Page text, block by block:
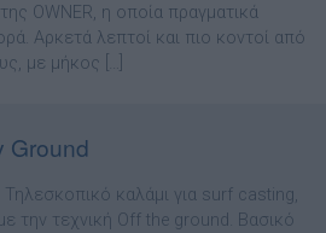
OWNER, η οποία πραγµατικά
Αρκετά λεπτοί και πιο κοντοί από
µε µήκος […]
Ground
καλάµι για surf casting,
την τεχνική Off the ground. Βασικό